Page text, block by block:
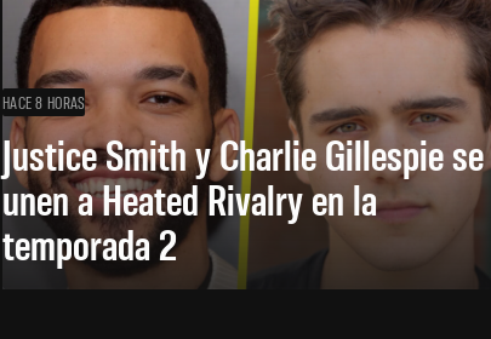
HACE 8 HORAS
Justice Smith y Charlie Gillespie se
unen a Heated Rivalry en la
temporada 2